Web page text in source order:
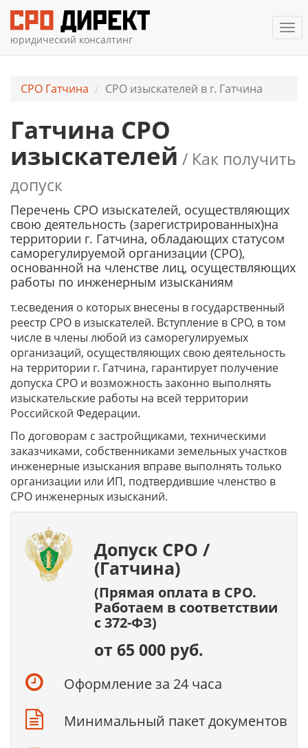
юридический консалтинг
СРО Гатчина СРО изыскателей в г. Гатчина
Гатчина СРО
изыскателей / Как получить
допуск
Перечень СРО изыскателей, осуществляющих
свою деятельность (зарегистрированных)на
территории г. Гатчина, обладающих статусом
саморегулируемой организации (СРО),
основанной на членстве лиц, осуществляющих
работы по инженерным изысканиям
т.есведения о которых внесены в государственный
реестр СРО в изыскателей. Вступление в СРО, в том
числе в члены любой из саморегулируемых
организаций, осуществляющих свою деятельность
на территории г. Гатчина, гарантирует получение
допуска СРО и возможность законно выполнять
изыскательские работы на всей территории
Российской Федерации.
По договорам с застройщиками, техническими
заказчиками, собственниками земельных участков
инженерные изыскания вправе выполнять только
организации или ИП, подтвердившие членство в
СРО инженерных изысканий.
Допуск СРО /
(Гатчина)
(Прямая оплата в СРО.
Работаем в соответствии
с 372-ФЗ)
от 65 000 руб.
Оформление за 24 часа
Минимальный пакет документов